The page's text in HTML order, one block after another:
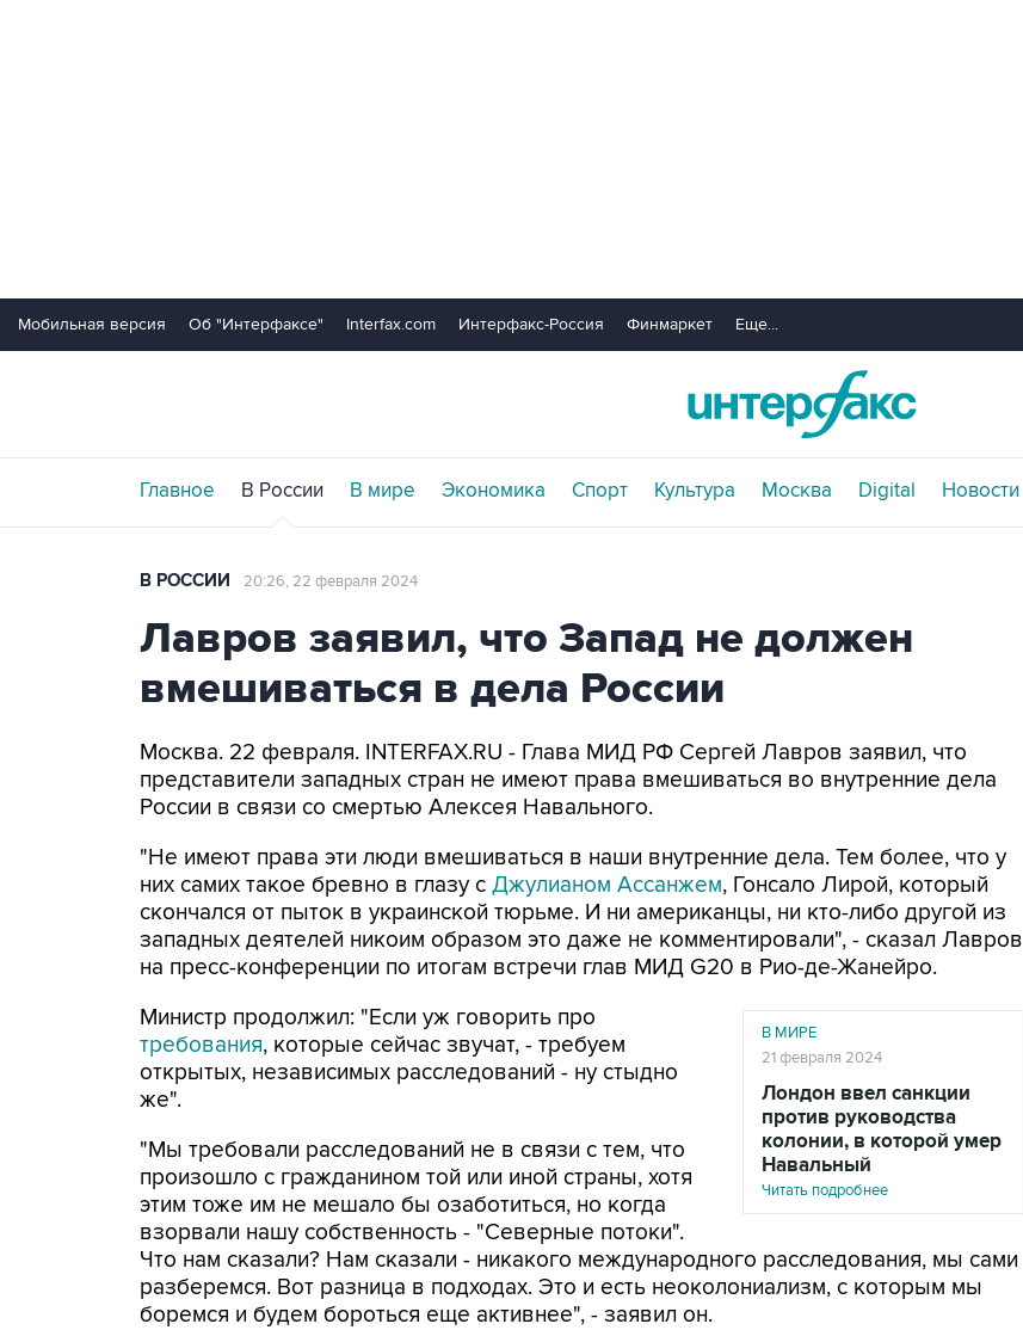
Мобильная версия Об "Интерфаксе" Interfax.com Интерфакс-Россия Финмаркет Еще...
Главное В России В мире Экономика Спорт Культура Москва Digital Новости
В РОССИИ 20:26, 22 февраля 2024
Лавров заявил, что Запад не должен
вмешиваться в дела России
Москва. 22 февраля. INTERFAX.RU - Глава МИД РФ Сергей Лавров заявил, что
представители западных стран не имеют права вмешиваться во внутренние дела
России в связи со смертью Алексея Навального.
"Не имеют права эти люди вмешиваться в наши внутренние дела. Тем более, что у
них самих такое бревно в глазу с Джулианом Ассанжем, Гонсало Лирой, который
скончался от пыток в украинской тюрьме. И ни американцы, ни кто-либо другой из
западных деятелей никоим образом это даже не комментировали", - сказал Лавров
на пресс-конференции по итогам встречи глав МИД G20 в Рио-де-Жанейро.
В МИРЕ
21 февраля 2024
Лондон ввел санкции
против руководства
колонии, в которой умер
Навальный
Читать подробнее
Министр продолжил: "Если уж говорить про
требования, которые сейчас звучат, - требуем
открытых, независимых расследований - ну стыдно
же".
"Мы требовали расследований не в связи с тем, что
произошло с гражданином той или иной страны, хотя
этим тоже им не мешало бы озаботиться, но когда
взорвали нашу собственность - "Северные потоки".
Что нам сказали? Нам сказали - никакого международного расследования, мы сами
разберемся. Вот разница в подходах. Это и есть неоколониализм, с которым мы
боремся и будем бороться еще активнее", - заявил он.